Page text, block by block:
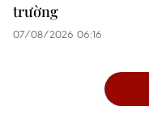
trường
07/08/2026 06:16